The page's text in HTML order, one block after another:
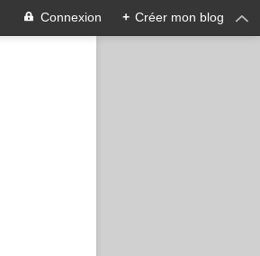
Connexion + Créer mon blog